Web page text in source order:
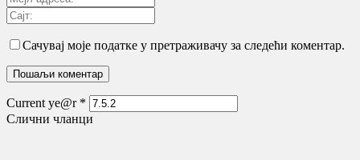
Сачувај моје податке у претраживачу за следећи коментар.
Current ye@r *
Слични чланци